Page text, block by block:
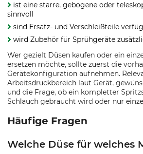
ist eine starre, gebogene oder
sinnvoll
sind Ersatz- und Verschleißteile
wird Zubehör für Sprühgeräte
Wer gezielt Düsen kaufen oder ein
ersetzen möchte, sollte zuerst die
Gerätekonfiguration aufnehmen.
Arbeitsdruckbereich laut Gerät,
und die Frage, ob ein kompletter
Schlauch gebraucht wird oder nur
Häufige Fragen
Welche Düse für welches